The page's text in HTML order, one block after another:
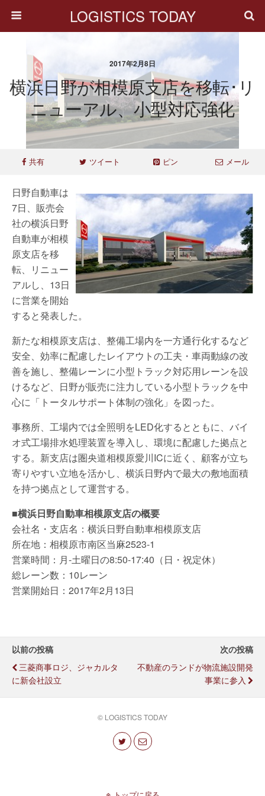
LOGISTICS TODAY
2017年2月8日
横浜日野が相模原支店を移転･リ
ニューアル、小型対応強化
共有 ツイート ピン メール
日野自動車は
7日、販売会
社の横浜日野
自動車が相模
原支店を移
転、リニュー
アルし、13日
に営業を開始
すると発表した。
新たな相模原支店は、整備工場内を一方通行化するなど
安全、効率に配慮したレイアウトの工夫・車両動線の改
善を施し、整備レーンに小型トラック対応用レーンを設
けるなど、日野が販売に注力している小型トラックを中
心に「トータルサポート体制の強化」を図った。
事務所、工場内では全照明をLED化するとともに、バイ
オ式工場排水処理装置を導入し、環境に配慮した拠点と
する。新支店は圏央道相模原愛川ICに近く、顧客が立ち
寄りやすい立地を活かし、横浜日野内で最大の敷地面積
を持つ拠点として運営する。
■横浜日野自動車相模原支店の概要
会社名・支店名：横浜日野自動車相模原支店
所在地：相模原市南区当麻2523-1
営業時間：月-土曜日の8:50-17:40（日・祝定休）
総レーン数：10レーン
営業開始日：2017年2月13日
以前の投稿
三菱商事ロジ、ジャカルタ
に新会社設立
次の投稿
不動産のランドが物流施設開発
事業に参入
© LOGISTICS TODAY